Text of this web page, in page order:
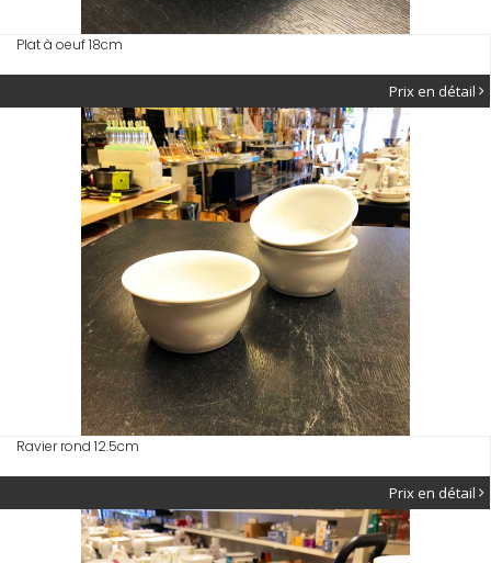
Plat à oeuf 18cm
Prix en détail
Ravier rond 12.5cm
Prix en détail